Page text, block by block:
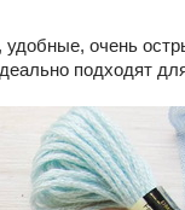
очень
подходят